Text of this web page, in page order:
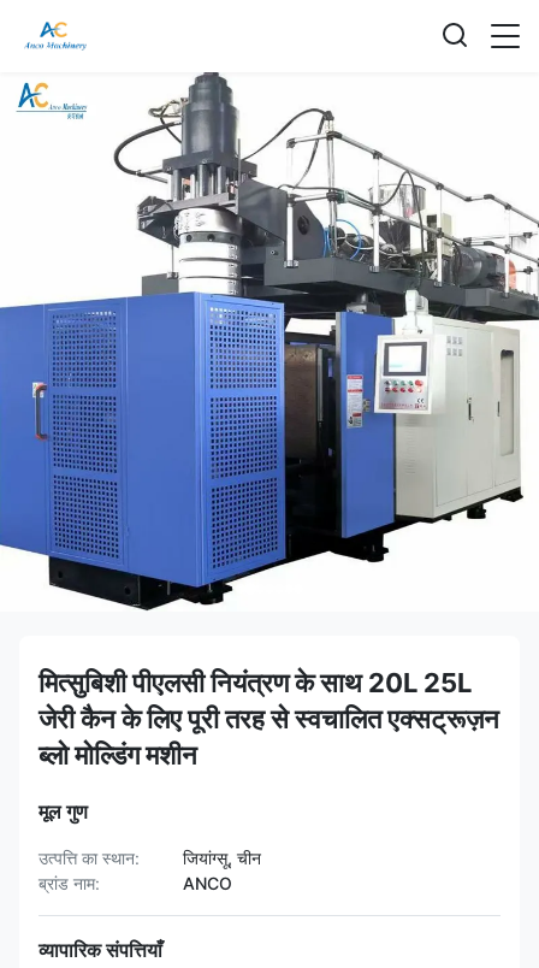
मित्सुबिशी पीएलसी नियंत्रण के साथ 20L 25L
जेरी कैन के लिए पूरी तरह से स्वचालित एक्सट्रूज़न
ब्लो मोल्डिंग मशीन
मूल गुण
उत्पत्ति का स्थान:
जियांग्सू, चीन
ब्रांड नाम:
ANCO
व्यापारिक संपत्तियाँ